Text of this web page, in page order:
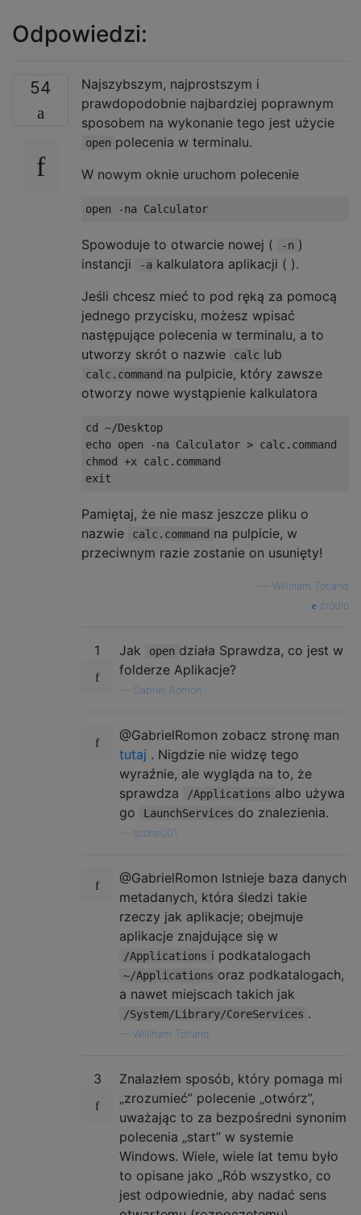
Odpowiedzi:
54
Najszybszym, najprostszym i
prawdopodobnie najbardziej poprawnym
sposobem na wykonanie tego jest użycie
open polecenia w terminalu.
W nowym oknie uruchom polecenie
Spowoduje to otwarcie nowej ( -n )
instancji
-a kalkulatora aplikacji ( ).
Jeśli chcesz mieć to pod ręką za pomocą
jednego przycisku, możesz wpisać
następujące polecenia w terminalu, a to
utworzy skrót o nazwie
calc lub
calc.command na pulpicie, który zawsze
otworzy nowe wystąpienie kalkulatora
cd ~/Desktop
echo open -na Calculator > calc.command
chmod +x calc.command
Pamiętaj, że nie masz jeszcze pliku o
nazwie
calc.command na pulpicie, w
przeciwnym razie zostanie on usunięty!
Williham Totland
źródło
1 Jak open działa Sprawdza, co jest w
folderze Aplikacje?
Gabriel Romon
@GabrielRomon zobacz stronę man
tutaj . Nigdzie nie widzę tego
wyraźnie, ale wygląda na to, że
sprawdza
/Applications albo używa
go
LaunchServices do znalezienia.
scohe001
@GabrielRomon Istnieje baza danych
metadanych, która śledzi takie
rzeczy jak aplikacje; obejmuje
aplikacje znajdujące się w
/Applications i podkatalogach
~/Applications oraz podkatalogach,
a nawet miejscach takich jak
/System/Library/CoreServices .
Williham Totland
3
Znalazłem sposób, który pomaga mi
„zrozumieć” polecenie „otwórz”,
uważając to za bezpośredni synonim
polecenia „start” w systemie
Windows. Wiele, wiele lat temu było
to opisane jako „Rób wszystko, co
jest odpowiednie, aby nadać sens